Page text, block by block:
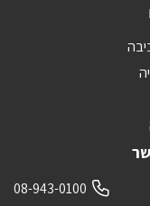
08-943-0100